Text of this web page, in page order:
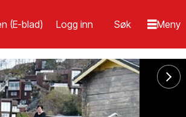
(E-blad) Logg inn